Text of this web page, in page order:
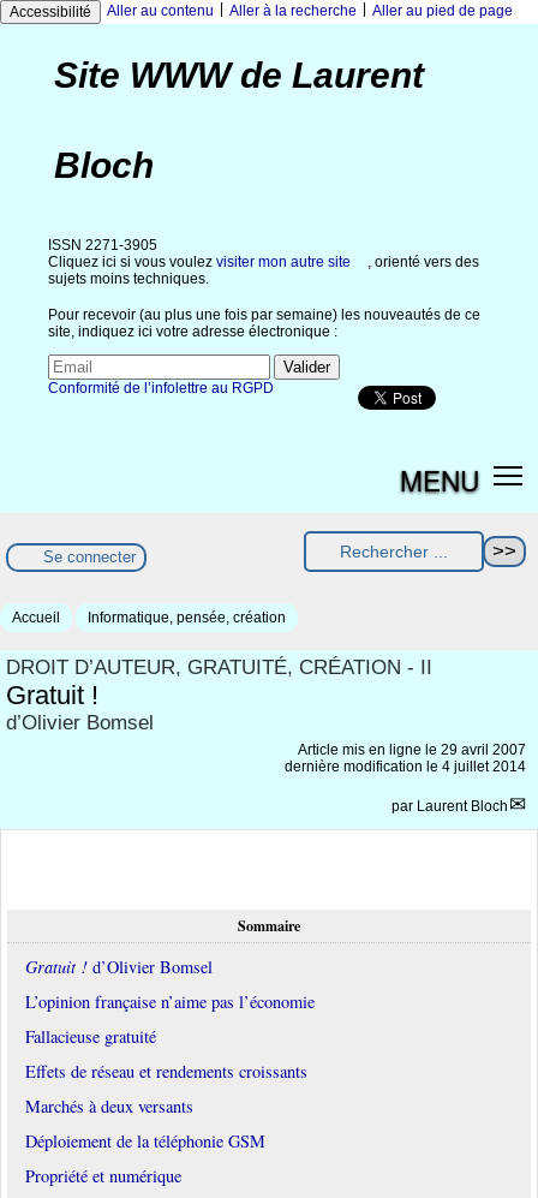
Accessibilité Aller au contenu Aller à la recherche Aller au pied de page
Site WWW de Laurent
Bloch
ISSN 2271-3905
Cliquez ici si vous voulez visiter mon autre site
, orienté vers des
sujets moins techniques.
Pour recevoir (au plus une fois par semaine) les nouveautés de ce
site, indiquez ici votre adresse électronique :
Conformité de l’infolettre au RGPD
MENU
Se connecter
Accueil Informatique, pensée, création
DROIT D’AUTEUR, GRATUITÉ, CRÉATION - II
Gratuit !
d’Olivier Bomsel
Article mis en ligne le 29 avril 2007
dernière modification le 4 juillet 2014
par Laurent Bloch
Sommaire
Gratuit ! d’Olivier Bomsel
L’opinion française n’aime pas l’économie
Fallacieuse gratuité
Effets de réseau et rendements croissants
Marchés à deux versants
Déploiement de la téléphonie GSM
Propriété et numérique